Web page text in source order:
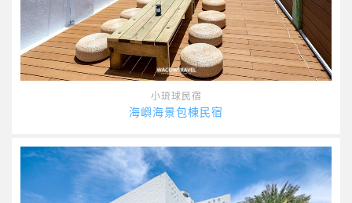
小琉球民宿
海嶼海景包棟民宿